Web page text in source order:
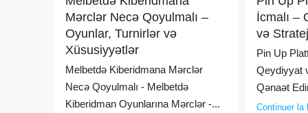
Mərclər Necə Qoyulmalı –
Oyunlar, Turnirlər və
Xüsusiyyətlər
Melbetdə Kiberidmana Mərclər
Necə Qoyulmalı - Melbetdə
Kiberidman Oyunlarına Mərclər -...
İcmalı –
və
Pin Up
Qeydiyyat
Qənaət
Continuer la